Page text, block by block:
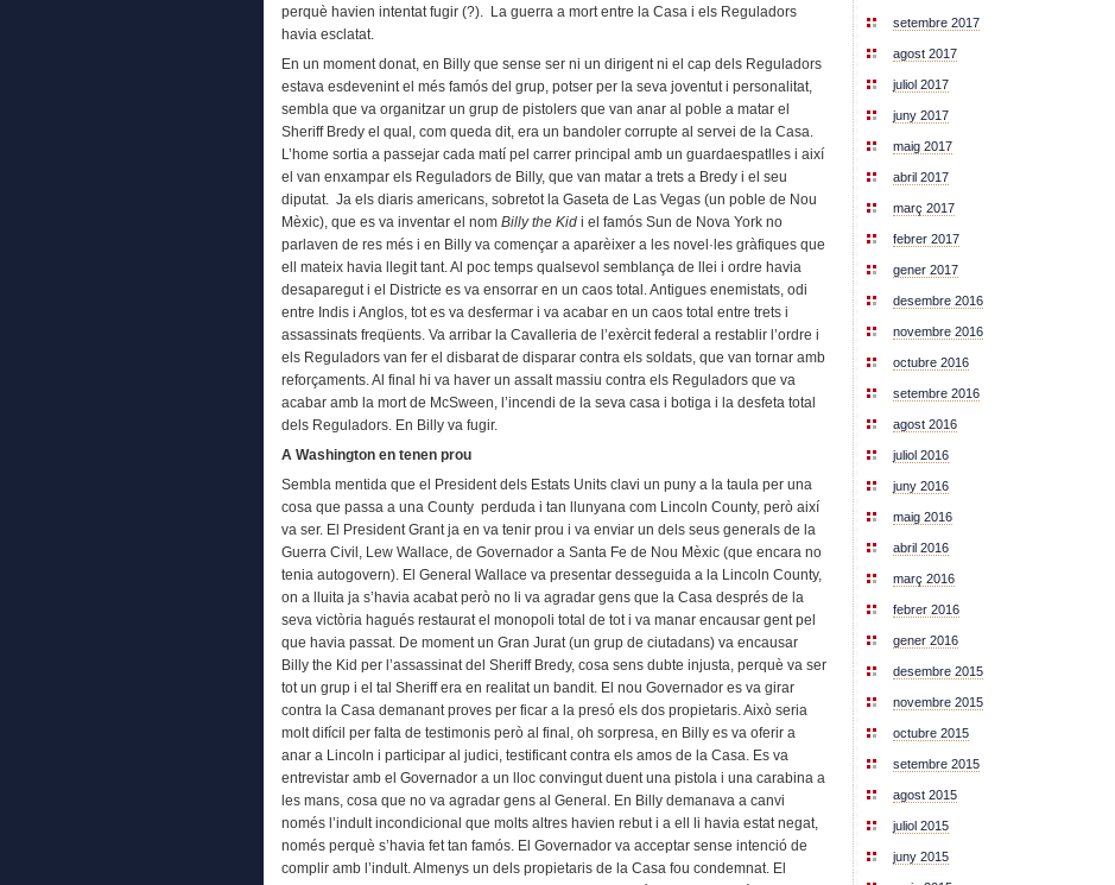
perquè havien intentat fugir (?). La guerra a mort entre la Casa i els Reguladors
havia esclatat.
En un moment donat, en Billy que sense ser ni un dirigent ni el cap dels Reguladors
estava esdevenint el més famós del grup, potser per la seva joventut i personalitat,
sembla que va organitzar un grup de pistolers que van anar al poble a matar el
Sheriff Bredy el qual, com queda dit, era un bandoler corrupte al servei de la Casa.
L’home sortia a passejar cada matí pel carrer principal amb un guardaespatlles i així
el van enxampar els Reguladors de Billy, que van matar a trets a Bredy i el seu
diputat. Ja els diaris americans, sobretot la Gaseta de Las Vegas (un poble de Nou
Mèxic), que es va inventar el nom Billy the Kid i el famós Sun de Nova York no
parlaven de res més i en Billy va començar a aparèixer a les novel·les gràfiques que
ell mateix havia llegit tant. Al poc temps qualsevol semblança de llei i ordre havia
desaparegut i el Districte es va ensorrar en un caos total. Antigues enemistats, odi
entre Indis i Anglos, tot es va desfermar i va acabar en un caos total entre trets i
assassinats freqüents. Va arribar la Cavalleria de l’exèrcit federal a restablir l’ordre i
els Reguladors van fer el disbarat de disparar contra els soldats, que van tornar amb
reforçaments. Al final hi va haver un assalt massiu contra els Reguladors que va
acabar amb la mort de McSween, l’incendi de la seva casa i botiga i la desfeta total
dels Reguladors. En Billy va fugir.
A Washington en tenen prou
Sembla mentida que el President dels Estats Units clavi un puny a la taula per una
cosa que passa a una County perduda i tan llunyana com Lincoln County, però així
va ser. El President Grant ja en va tenir prou i va enviar un dels seus generals de la
Guerra Civil, Lew Wallace, de Governador a Santa Fe de Nou Mèxic (que encara no
tenia autogovern). El General Wallace va presentar desseguida a la Lincoln County,
on a lluita ja s’havia acabat però no li va agradar gens que la Casa després de la
seva victòria hagués restaurat el monopoli total de tot i va manar encausar gent pel
que havia passat. De moment un Gran Jurat (un grup de ciutadans) va encausar
Billy the Kid per l’assassinat del Sheriff Bredy, cosa sens dubte injusta, perquè va ser
tot un grup i el tal Sheriff era en realitat un bandit. El nou Governador es va girar
contra la Casa demanant proves per ficar a la presó els dos propietaris. Això seria
molt difícil per falta de testimonis però al final, oh sorpresa, en Billy es va oferir a
anar a Lincoln i participar al judici, testificant contra els amos de la Casa. Es va
entrevistar amb el Governador a un lloc convingut duent una pistola i una carabina a
les mans, cosa que no va agradar gens al General. En Billy demanava a canvi
només l’indult incondicional que molts altres havien rebut i a ell li havia estat negat,
només perquè s’havia fet tan famós. El Governador va acceptar sense intenció de
complir amb l’indult. Almenys un dels propietaris de la Casa fou condemnat. El
setembre 2017
agost 2017
juliol 2017
juny 2017
maig 2017
abril 2017
març 2017
febrer 2017
gener 2017
desembre 2016
novembre 2016
octubre 2016
setembre 2016
agost 2016
juliol 2016
juny 2016
maig 2016
abril 2016
març 2016
febrer 2016
gener 2016
desembre 2015
novembre 2015
octubre 2015
setembre 2015
agost 2015
juliol 2015
juny 2015